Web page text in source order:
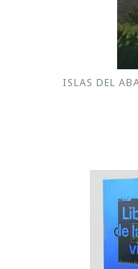
ISLAS DEL